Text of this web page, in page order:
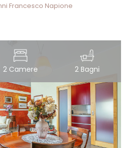
Francesco Napione
2 Camere 2 Bagni